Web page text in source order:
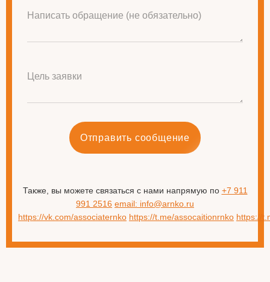
Написать обращение (не обязательно)
Цель заявки
Отправить сообщение
Также, вы можете связаться с нами напрямую по +7 911
991 2516 email: info@arnko.ru
https://vk.com/associaternko https://t.me/assocaitionrnko https://